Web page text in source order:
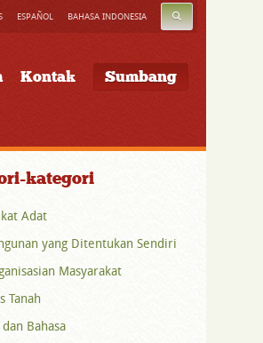
ESPAÑOL BAHASA INDONESIA CARI
Kontak Sumbang
kategori
Adat
yang Ditentukan Sendiri
Masyarakat
Tanah
Bahasa